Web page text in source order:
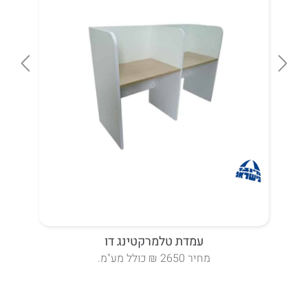
עמדת טלמרקטינג דו
מחיר 2650 ₪ כולל מע"מ.